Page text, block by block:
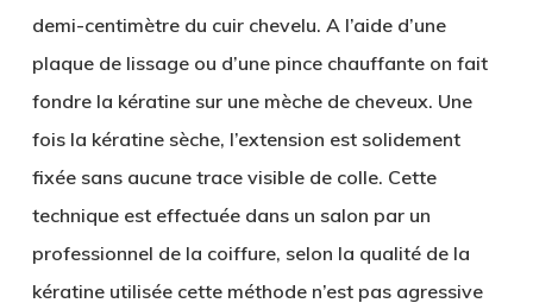
demi-centimètre du cuir chevelu. A l’aide d’une
plaque de lissage ou d’une pince chauffante on fait
fondre la kératine sur une mèche de cheveux. Une
fois la kératine sèche, l’extension est solidement
fixée sans aucune trace visible de colle. Cette
technique est effectuée dans un salon par un
professionnel de la coiffure, selon la qualité de la
kératine utilisée cette méthode n’est pas agressive